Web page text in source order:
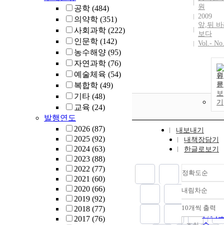
공학 (484)
의약학 (351)
사회과학 (222)
인문학 (142)
농수해양 (95)
자연과학 (76)
예술체육 (54)
복합학 (49)
기타 (48)
교육 (24)
발행연도
2026 (87)
2025 (92)
2024 (63)
2023 (88)
2022 (77)
2021 (60)
2020 (66)
2019 (92)
2018 (77)
2017 (76)
원
2009
앞,뒤
보다
Vol.-
원
문
보
기
내보내기
내책장담기
한글로보기
정확도순
정확
순
인기
내림차순
내림
10개씩 출력